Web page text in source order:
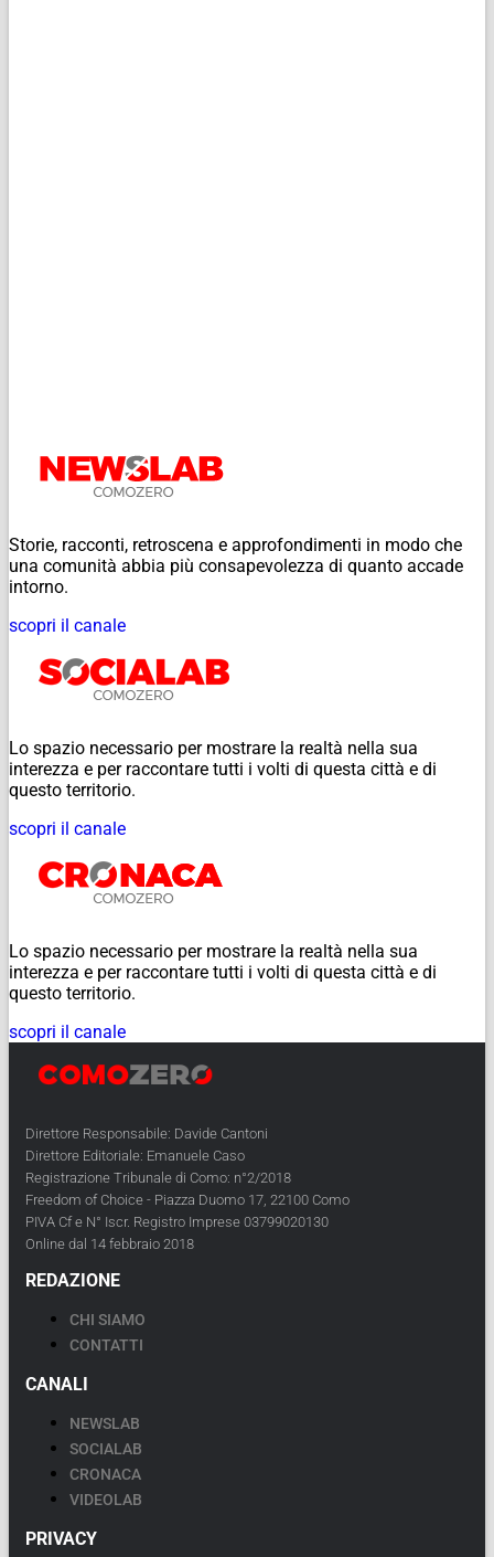
Storie, racconti, retroscena e approfondimenti in modo che
una comunità abbia più consapevolezza di quanto accade
intorno.
scopri il canale
Lo spazio necessario per mostrare la realtà nella sua
interezza e per raccontare tutti i volti di questa città e di
questo territorio.
scopri il canale
Lo spazio necessario per mostrare la realtà nella sua
interezza e per raccontare tutti i volti di questa città e di
questo territorio.
scopri il canale
Direttore Responsabile: Davide Cantoni
Direttore Editoriale: Emanuele Caso
Registrazione Tribunale di Como: n°2/2018
Freedom of Choice - Piazza Duomo 17, 22100 Como
PIVA Cf e N° Iscr. Registro Imprese 03799020130
Online dal 14 febbraio 2018
REDAZIONE
CHI SIAMO
CONTATTI
CANALI
NEWSLAB
SOCIALAB
CRONACA
VIDEOLAB
PRIVACY